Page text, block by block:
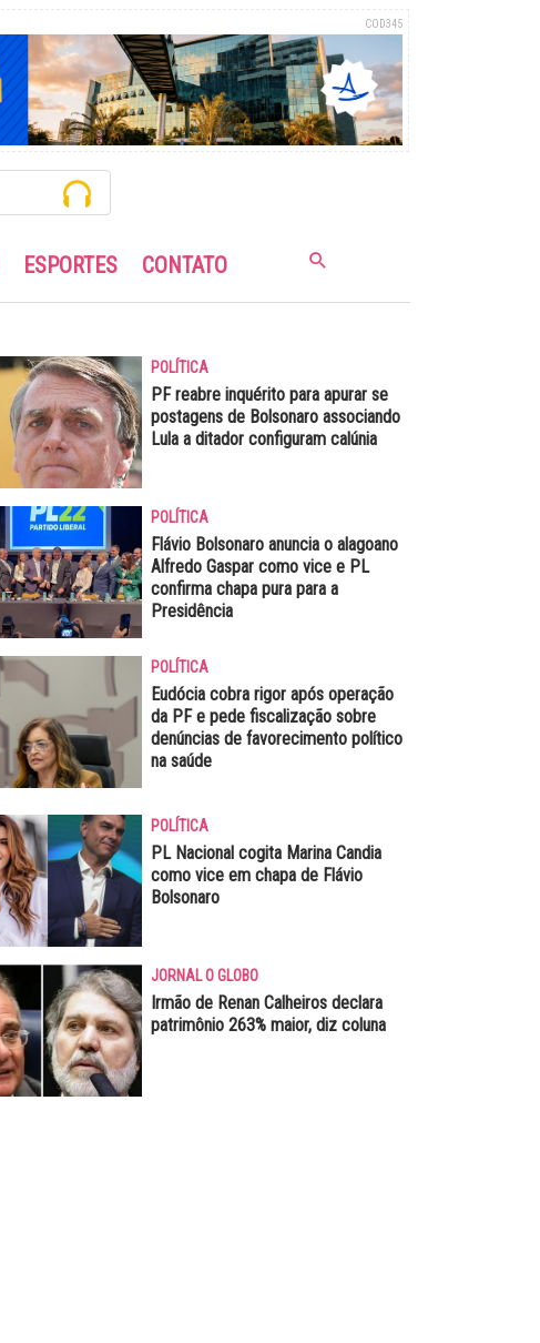
COD345
ESPORTES CONTATO
POLÍTICA
PF reabre inquérito para apurar se
postagens de Bolsonaro associando
Lula a ditador configuram calúnia
POLÍTICA
Flávio Bolsonaro anuncia o alagoano
Alfredo Gaspar como vice e PL
confirma chapa pura para a
Presidência
POLÍTICA
Eudócia cobra rigor após operação
da PF e pede fiscalização sobre
denúncias de favorecimento político
na saúde
POLÍTICA
PL Nacional cogita Marina Candia
como vice em chapa de Flávio
Bolsonaro
JORNAL O GLOBO
Irmão de Renan Calheiros declara
patrimônio 263% maior, diz coluna